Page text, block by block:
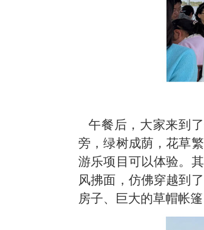
午餐后，大家来到
旁，绿树成荫，花草
游乐项目可以体验。
风拂面，仿佛穿越到
房子、巨大的草帽帐篷